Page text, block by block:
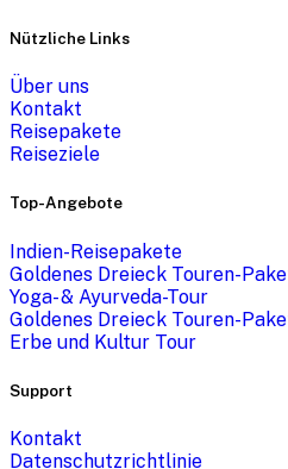
Nützliche Links
Über uns
Kontakt
Reisepakete
Reiseziele
Top-Angebote
Indien-Reisepakete
Goldenes Dreieck Touren-
Yoga- & Ayurveda-Tour
Goldenes Dreieck Touren-
Erbe und Kultur Tour
Support
Kontakt
Datenschutzrichtlinie